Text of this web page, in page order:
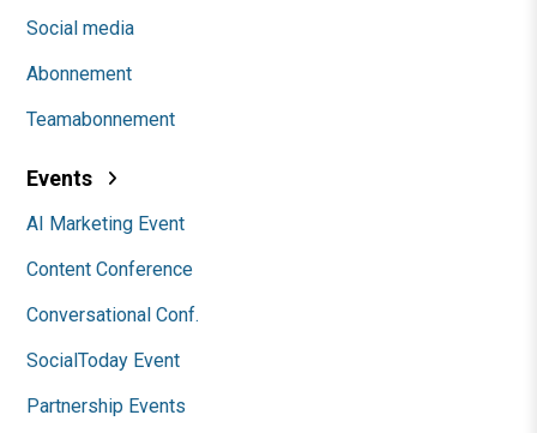
Social media
Abonnement
Teamabonnement
Events
AI Marketing Event
Content Conference
Conversational Conf.
SocialToday Event
Partnership Events